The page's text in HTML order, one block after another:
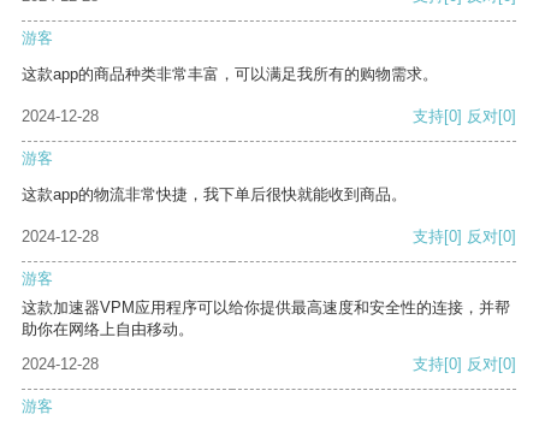
游客
这款app的商品种类非常丰富，可以满足我所有的购物需求。
2024-12-28 支持[0] 反对[0]
游客
这款app的物流非常快捷，我下单后很快就能收到商品。
2024-12-28 支持[0] 反对[0]
游客
这款加速器VPM应用程序可以给你提供最高速度和安全性的连接，并帮
助你在网络上自由移动。
2024-12-28
支持[0] 反对[0]
游客